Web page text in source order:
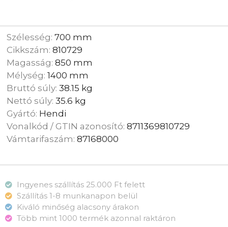
Szélesség:700 mm
Cikkszám:810729
Magasság:850 mm
Mélység:1400 mm
Bruttó súly:38.15 kg
Nettó súly:35.6 kg
Gyártó: Hendi
Vonalkód / GTIN azonosító:8711369810729
Vámtarifaszám:87168000
Ingyenes szállítás 25.000 Ft felett
Szállítás 1-8 munkanapon belül
Kiváló minőség alacsony árakon
Több mint 1000 termék azonnal raktáron